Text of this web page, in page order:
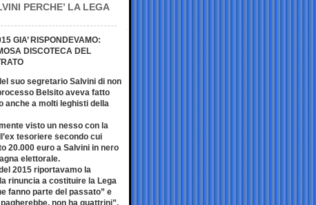
PERCHE’ LA LEGA
GIA’ RISPONDEVAMO:
DISCOTECA DEL
suo segretario Salvini di non
Belsito aveva fatto
anche a molti leghisti della
visto un nesso con la
tesoriere secondo cui
20.000 euro a Salvini in nero
elettorale.
2015 riportavamo la
rinuncia a costituire la Lega
fanno parte del passato” e
non ha quattrini”.